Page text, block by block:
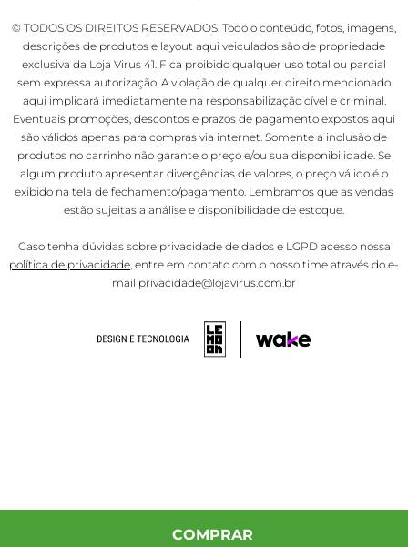
COMPRAR
© TODOS OS DIREITOS RESERVADOS. Todo o conteúdo, fotos, imagens,
descrições de produtos e layout aqui veiculados são de propriedade
exclusiva da Loja Virus 41. Fica proibido qualquer uso total ou parcial
sem expressa autorização. A violação de qualquer direito mencionado
aqui implicará imediatamente na responsabilização cível e criminal.
Eventuais promoções, descontos e prazos de pagamento expostos aqui
são válidos apenas para compras via internet. Somente a inclusão de
produtos no carrinho não garante o preço e/ou sua disponibilidade. Se
algum produto apresentar divergências de valores, o preço válido é o
exibido na tela de fechamento/pagamento. Lembramos que as vendas
estão sujeitas a análise e disponibilidade de estoque.
Caso tenha dúvidas sobre privacidade de dados e LGPD acesso nossa
política de privacidade, entre em contato com o nosso time através do e-
mail privacidade@lojavirus.com.br